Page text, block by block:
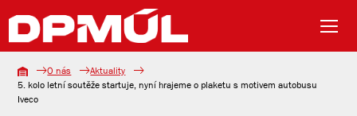
O nás
Aktuality
5. kolo letní soutěže startuje, nyní hrajeme o plaketu s motivem autobusu
Iveco